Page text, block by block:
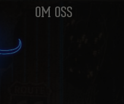
OM OSS